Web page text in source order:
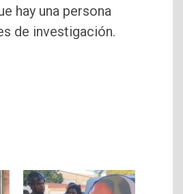
hay una persona
de investigación.